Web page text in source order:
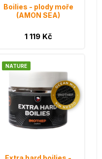
Boilies - plody moře
(AMON SEA)
1 119 Kč
NATURE